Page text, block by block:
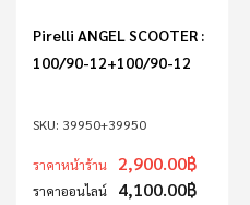
39950+39950
Pirelli ANGEL SCOOTER :
100/90-12+100/90-12
ราคาหน้าร้าน 2,900.00฿
ราคาออนไลน์ 4,100.00฿